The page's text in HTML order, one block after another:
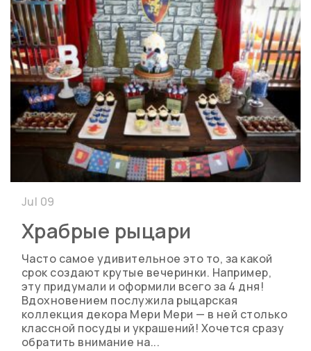
Храбрые рыцари
Часто самое удивительное это то, за какой
срок создают крутые вечеринки. Например,
эту придумали и оформили всего за 4 дня!
Вдохновением послужила рыцарская
коллекция декора Мери Мери — в ней столько
классной посуды и украшений! Хочется сразу
обратить внимание на...
Jul 09